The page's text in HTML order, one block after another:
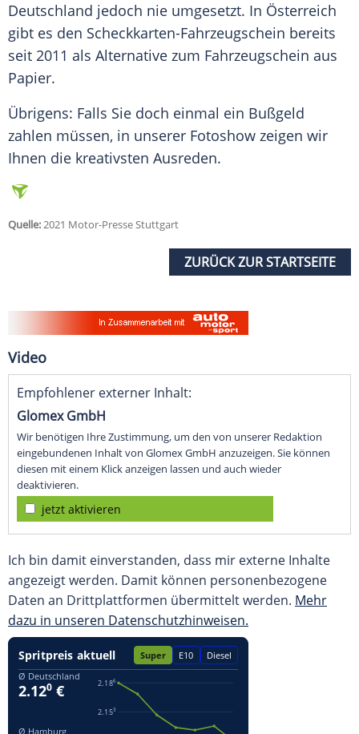
Deutschland jedoch nie umgesetzt. In Österreich
gibt es den Scheckkarten-Fahrzeugschein bereits
seit 2011 als Alternative zum Fahrzeugschein aus
Papier.
Übrigens: Falls Sie doch einmal ein Bußgeld
zahlen müssen, in unserer Fotoshow zeigen wir
Ihnen die kreativsten Ausreden.
Quelle:2021 Motor-Presse Stuttgart
ZURÜCK ZUR STARTSEITE
Video
Empfohlener externer Inhalt:
Glomex GmbH
Wir benötigen Ihre Zustimmung, um den von unserer Redaktion
eingebundenen Inhalt von Glomex GmbH anzuzeigen. Sie können
diesen mit einem Klick anzeigen lassen und auch wieder
deaktivieren.
jetzt aktivieren
Ich bin damit einverstanden, dass mir externe Inhalte
angezeigt werden. Damit können personenbezogene
Daten an Drittplattformen übermittelt werden. Mehr
dazu in unseren Datenschutzhinweisen.